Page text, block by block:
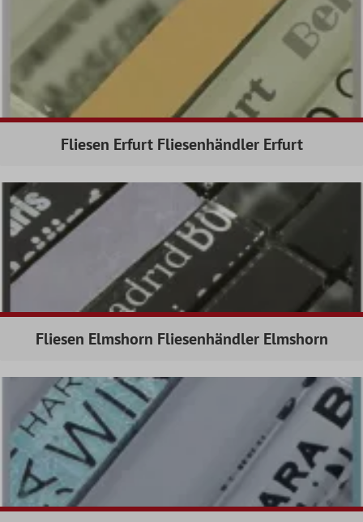
Fliesen Erfurt Fliesenhändler Erfurt
Fliesen Elmshorn Fliesenhändler Elmshorn